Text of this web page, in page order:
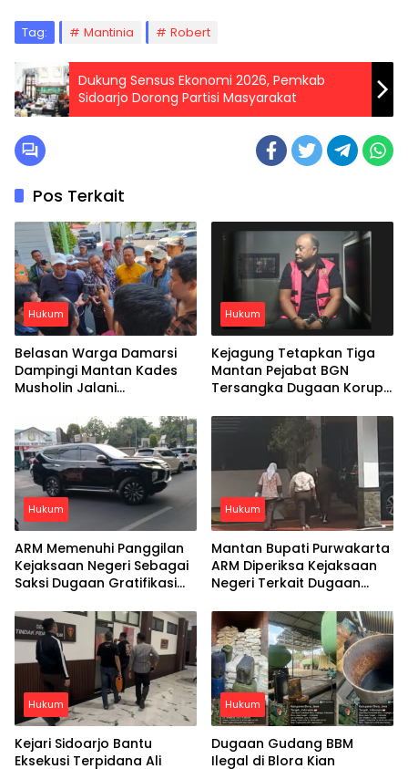
Tag: Mantinia Robert
Dukung Sensus Ekonomi 2026, Pemkab
Sidoarjo Dorong Partisi Masyarakat
Pos Terkait
Hukum
Belasan Warga Damarsi
Dampingi Mantan Kades
Musholin Jalani
Sidoarjo
Hukum
Kejagung Tetapkan Tiga
Mantan Pejabat BGN
Tersangka Dugaan Korupsi
Hukum
ARM Memenuhi Panggilan
Kejaksaan Negeri Sebagai
Saksi Dugaan Gratifikasi
Hukum
Mantan Bupati Purwakarta
ARM Diperiksa Kejaksaan
Negeri Terkait Dugaan
Hukum
Kejari Sidoarjo Bantu
Eksekusi Terpidana Ali
Hukum
Dugaan Gudang BBM
Ilegal di Blora Kian